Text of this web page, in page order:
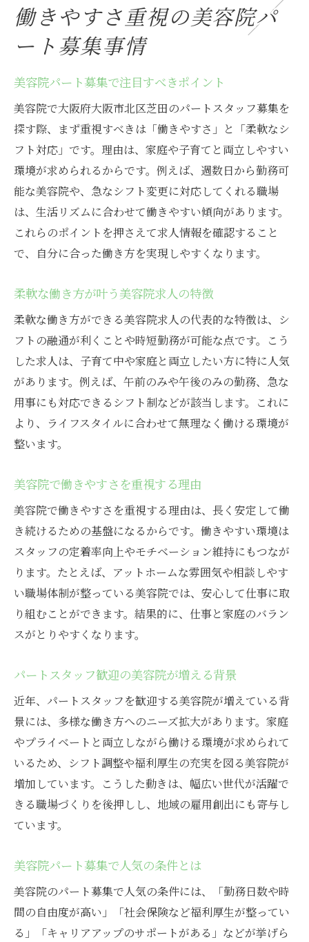
働きやすさ重視の美容院パ
ート募集事情
美容院パート募集で注目すべきポイント
美容院で大阪府大阪市北区芝田のパートスタッフ募集を
探す際、まず重視すべきは「働きやすさ」と「柔軟なシ
フト対応」です。理由は、家庭や子育てと両立しやすい
環境が求められるからです。例えば、週数日から勤務可
能な美容院や、急なシフト変更に対応してくれる職場
は、生活リズムに合わせて働きやすい傾向があります。
これらのポイントを押さえて求人情報を確認すること
で、自分に合った働き方を実現しやすくなります。
柔軟な働き方が叶う美容院求人の特徴
柔軟な働き方ができる美容院求人の代表的な特徴は、シ
フトの融通が利くことや時短勤務が可能な点です。こう
した求人は、子育て中や家庭と両立したい方に特に人気
があります。例えば、午前のみや午後のみの勤務、急な
用事にも対応できるシフト制などが該当します。これに
より、ライフスタイルに合わせて無理なく働ける環境が
整います。
美容院で働きやすさを重視する理由
美容院で働きやすさを重視する理由は、長く安定して働
き続けるための基盤になるからです。働きやすい環境は
スタッフの定着率向上やモチベーション維持にもつなが
ります。たとえば、アットホームな雰囲気や相談しやす
い職場体制が整っている美容院では、安心して仕事に取
り組むことができます。結果的に、仕事と家庭のバラン
スがとりやすくなります。
パートスタッフ歓迎の美容院が増える背景
近年、パートスタッフを歓迎する美容院が増えている背
景には、多様な働き方へのニーズ拡大があります。家庭
やプライベートと両立しながら働ける環境が求められて
いるため、シフト調整や福利厚生の充実を図る美容院が
増加しています。こうした動きは、幅広い世代が活躍で
きる職場づくりを後押しし、地域の雇用創出にも寄与し
ています。
美容院パート募集で人気の条件とは
美容院のパート募集で人気の条件には、「勤務日数や時
間の自由度が高い」「社会保険など福利厚生が整ってい
る」「キャリアアップのサポートがある」などが挙げら